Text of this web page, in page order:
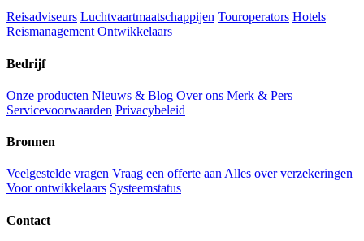
Reisadviseurs Luchtvaartmaatschappijen Touroperators Hotels
Reismanagement Ontwikkelaars
Bedrijf
Onze producten Nieuws & Blog Over ons Merk & Pers
Servicevoorwaarden Privacybeleid
Bronnen
Veelgestelde vragen Vraag een offerte aan Alles over verzekeringen
Voor ontwikkelaars Systeemstatus
Contact